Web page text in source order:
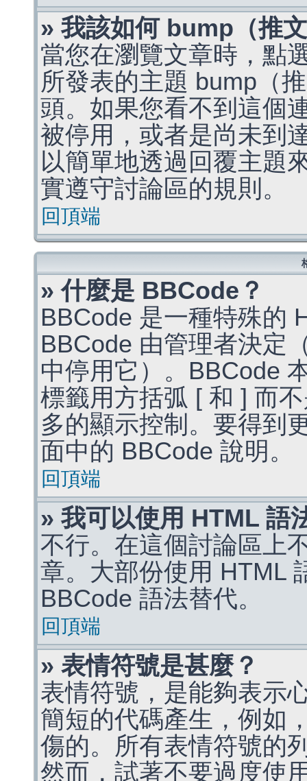
» 我該如何 bump（推
當您在瀏覽文章時，點
所發表的主題 bump（
頭。如果您看不到這個
被停用，或者是尚未到
以簡單地透過回覆主題
實遵守討論區的規則。
回頂端
» 什麼是 BBCode？
BBCode 是一種特殊的
BBCode 由管理者決定
中停用它）。BBCode
標籤用方括弧 [ 和 ] 而
多的顯示控制。要得到
面中的 BBCode 說明。
回頂端
» 我可以使用 HTML 語
不行。在這個討論區上
章。大部份使用 HTML
BBCode 語法替代。
回頂端
» 表情符號是甚麼？
表情符號，是能夠表示
簡短的代碼產生，例如
傷的。所有表情符號的
然而，試著不要過度使